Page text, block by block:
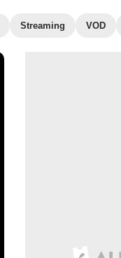
Streaming VOD